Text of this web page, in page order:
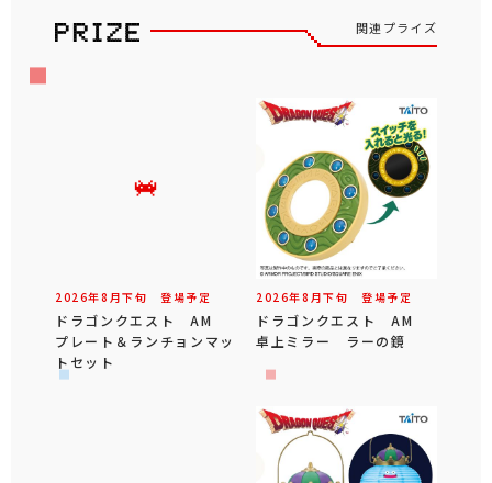
関連プライズ
2026年8 月下旬 登場予定
ドラゴンクエスト AM
プレート＆ランチョンマッ
トセット
2026年8 月下旬 登場予定
ドラゴンクエスト AM
卓上ミラー ラーの鏡